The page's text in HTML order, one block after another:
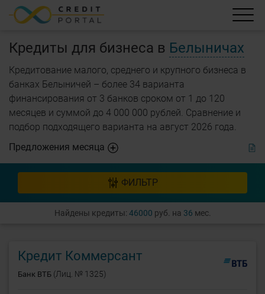
Кредиты для бизнеса в Белыничах
Кредитование малого, среднего и крупного бизнеса в
банках Белыничей – более 34 варианта
финансирования от 3 банков сроком от 1 до 120
месяцев и суммой до 4 000 000 рублей. Cравнение и
подбор подходящего варианта на август 2026 года.
Предложения месяца
ФИЛЬТР
Найдены кредиты: 46000 руб. на 36 мес.
Кредит Коммерсант
Банк ВТБ (Лиц. № 1325)